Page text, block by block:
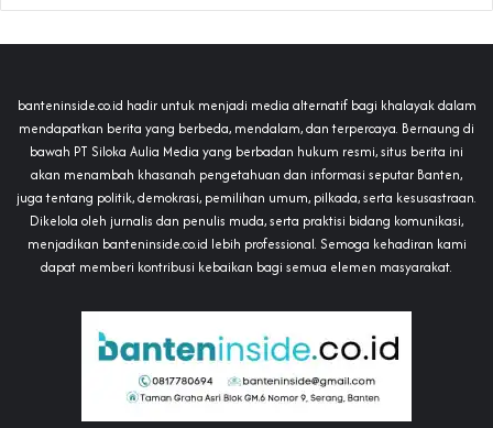
banteninside.co.id hadir untuk menjadi media alternatif bagi khalayak dalam
mendapatkan berita yang berbeda, mendalam, dan terpercaya. Bernaung di
bawah PT Siloka Aulia Media yang berbadan hukum resmi, situs berita ini
akan menambah khasanah pengetahuan dan informasi seputar Banten,
juga tentang politik, demokrasi, pemilihan umum, pilkada, serta kesusastraan.
Dikelola oleh jurnalis dan penulis muda, serta praktisi bidang komunikasi,
menjadikan banteninside.co.id lebih professional. Semoga kehadiran kami
dapat memberi kontribusi kebaikan bagi semua elemen masyarakat.